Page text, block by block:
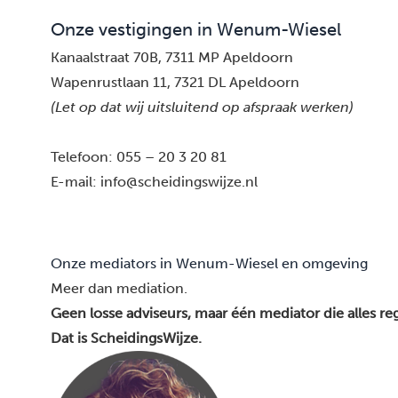
Onze vestigingen in Wenum-Wiesel
Kanaalstraat 70B, 7311 MP Apeldoorn
Wapenrustlaan 11, 7321 DL Apeldoorn
(Let op dat wij uitsluitend op afspraak werken)
Telefoon: 055 – 20 3 20 81
E-mail: info@scheidingswijze.nl
Onze mediators in Wenum-Wiesel en omgeving
Meer dan mediation.
Geen losse adviseurs, maar één mediator die alles
Dat is ScheidingsWijze.